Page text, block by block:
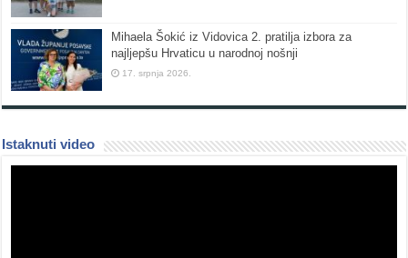
Mihaela Šokić iz Vidovica 2. pratilja izbora za
najljepšu Hrvaticu u narodnoj nošnji
17. srpnja 2026.
Istaknuti video